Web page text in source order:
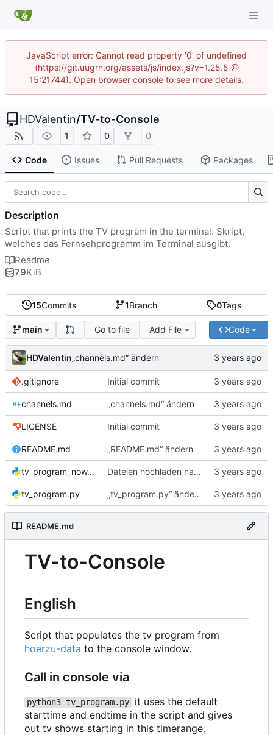
JavaScript error: Cannot read property '0' of undefined
(https://git.uugrn.org/assets/js/index.js?v=1.25.5 @
15:21744). Open browser console to see more details.
HDValentin/TV-to-Console
1 0 0
Code Issues Pull Requests Packages
15Commits 1Branch 0Tags
main Go to file Add File Code
HDValentin„channels.md“ ändern
.gitignore Initial commit
channels.md „channels.md“ ändern
LICENSE Initial commit
README.md „README.md“ ändern
tv_program_now.py Dateien hochladen nach „“
tv_program.py „tv_program.py“ ändern
README.md
TV-to-Console
English
Script that populates the tv program from
hoerzu-data to the console window.
Call in console via
python3 tv_program.py
it uses the default
starttime and endtime in the script and gives
out tv shows starting in this timerange.
Description
Script that prints the TV program in the terminal. Skript,
welches das Fernsehprogramm im Terminal ausgibt.
Readme
79KiB